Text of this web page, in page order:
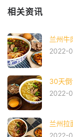
相关资讯
兰州牛
2022-
30天
2022-
兰州拉
2022-